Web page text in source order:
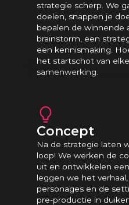
strategie scherp. We
doelen, snappen je
bepalen de winnende
brainstorm, een
een kennismaking.
het startschot van
samenwerking.
Concept
Na de strategie laten
loop! We werken de
uit en ontwikkelen
leggen we het
personages en de
pre-productie in